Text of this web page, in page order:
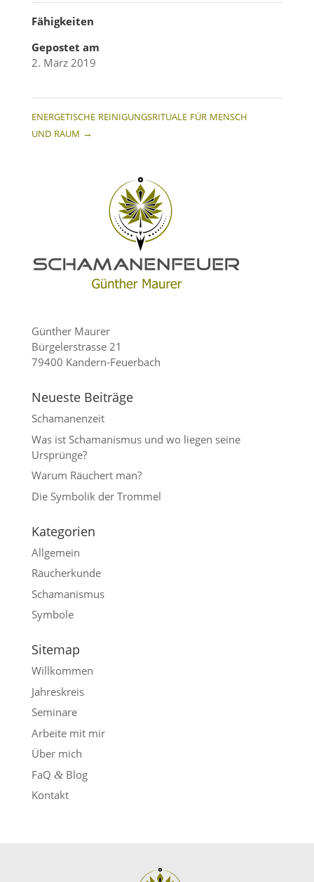
Fähigkeiten
Gepostet am
2. März 2019
ENERGETISCHE REINIGUNGSRITUALE FÜR MENSCH
UND RAUM →
Günther Maurer
Bürgel­er­strasse 21
79400 Kandern-Feuerbach
Neueste Beiträge
Schama­nenzeit
Was ist Schama­nismus und wo liegen seine
Ursprünge?
Warum Räuchert man?
Die Symbolik der Trommel
Katego­rien
Allgemein
Räucherkunde
Schamanismus
Symbole
Sitemap
Willkommen
Jahres­kreis
Seminare
Arbeite mit mir
Über mich
FaQ &Blog
Kontakt